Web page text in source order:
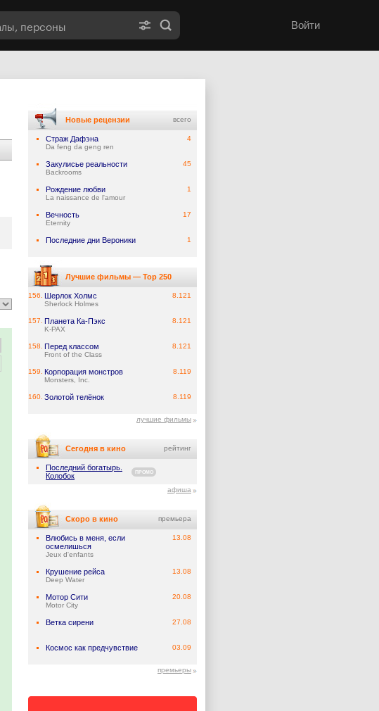
Войти
Новые рецензии всего
Страж Дафэна
Da feng da geng ren
4
Закулисье реальности
Backrooms
45
Рождение любви
La naissance de l'amour
1
Вечность
Eternity
17
Последние дни Вероники 1
Лучшие фильмы — Top 250
156. Шерлок Холмс
Sherlock Holmes
8.121
157. Планета Ка-Пэкс
K-PAX
8.121
158. Перед классом
Front of the Class
8.121
159. Корпорация монстров
Monsters, Inc.
8.119
160. Золотой телёнок 8.119
лучшие фильмы
Сегодня в кино рейтинг
Последний богатырь.
Колобок
ПРОМО
афиша
Скоро в кино премьера
Влюбись в меня, если
осмелишься
Jeux d'enfants
13.08
Крушение рейса
Deep Water
13.08
Мотор Сити
Motor City
20.08
Ветка сирени 27.08
Космос как предчувствие 03.09
премьеры